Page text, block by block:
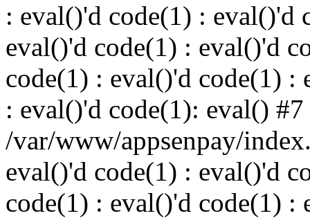
: eval()'d code(1) : eval()'d
eval()'d code(1) : eval()'d
code(1) : eval()'d code(1) :
: eval()'d code(1): eval() #7
/var/www/appsenpay/
eval()'d code(1) : eval()'d
code(1) : eval()'d code(1) :